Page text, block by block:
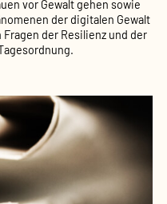
vor Gewalt gehen sowie
der digitalen Gewalt
der Resilienz und der